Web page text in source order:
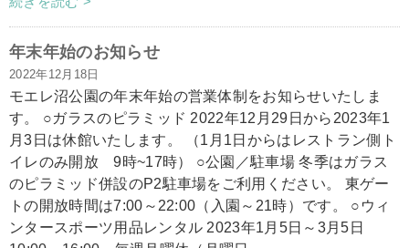
年末年始のお知らせ
2022年12月18日
モエレ沼公園の年末年始の営業体制をお知らせいたしま
す。 ○ガラスのピラミッド 2022年12月29日から2023年1
月3日は休館いたします。 （1月1日からはレストラン側ト
イレのみ開放 9時~17時） ○公園／駐車場 冬季はガラス
のピラミッド併設のP2駐車場をご利用ください。 東ゲー
トの開放時間は7:00～22:00（入園～21時）です。 ○ウィ
ンタースポーツ用品レンタル 2023年1月5日～3月5日